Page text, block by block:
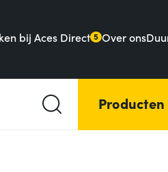
bij Aces Direct 5 Over ons
Producten